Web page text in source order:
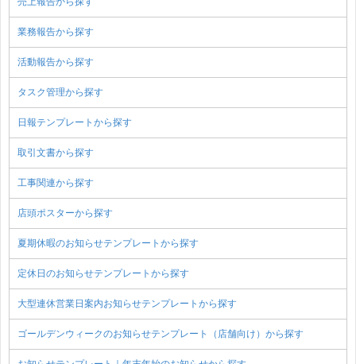
業務報告から探す
活動報告から探す
タスク管理から探す
日報テンプレートから探す
取引文書から探す
工事関連から探す
店頭ポスターから探す
夏期休暇のお知らせテンプレートから探す
定休日のお知らせテンプレートから探す
大型連休営業日案内お知らせテンプレートから探す
ゴールデンウィークのお知らせテンプレート（店舗向け）から探す